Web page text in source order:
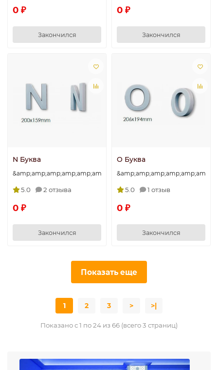
0 ₽
Закончился
0 ₽
Закончился
N Буква
5.0 2 отзыва
0 ₽
Закончился
O Буква
5.0 1 отзыв
0 ₽
Закончился
Показать еще
1 2 3 > >|
Показано с 1 по 24 из 66 (всего 3 страниц)